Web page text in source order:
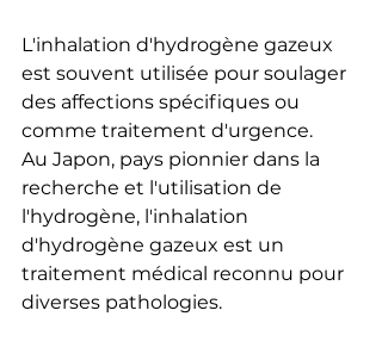
L'inhalation d'hydrogène gazeux
est souvent utilisée pour soulager
des affections spécifiques ou
comme traitement d'urgence.
Au Japon, pays pionnier dans la
recherche et l'utilisation de
l'hydrogène, l'inhalation
d'hydrogène gazeux est un
traitement médical reconnu pour
diverses pathologies.